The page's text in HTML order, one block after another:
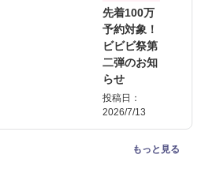
先着100万
予約対象！
ビビビ祭第
二弾のお知
らせ
投稿日：
2026/7/13
もっと見る